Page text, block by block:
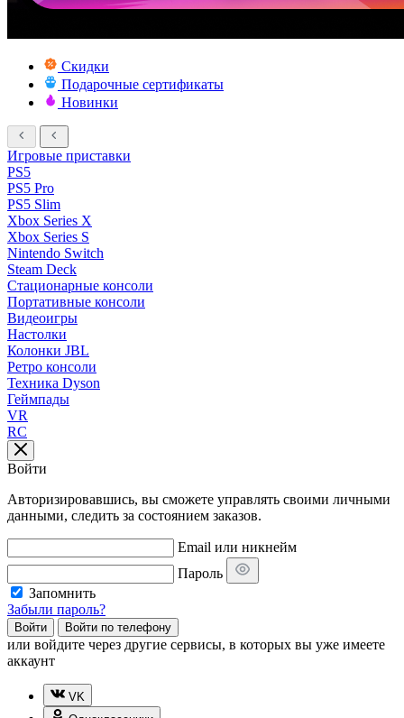
Скидки
Подарочные сертификаты
Новинки
Игровые приставки
PS5
PS5 Pro
PS5 Slim
Xbox Series X
Xbox Series S
Nintendo Switch
Steam Deck
Стационарные консоли
Портативные консоли
Видеоигры
Настолки
Колонки JBL
Ретро консоли
Техника Dyson
Геймпады
VR
RC
Войти
Авторизировавшись, вы сможете управлять своими личными
данными, следить за состоянием заказов.
Email или никнейм
Пароль
Запомнить
Забыли пароль?
Войти Войти по телефону
или войдите через другие сервисы, в которых вы уже имеете
аккаунт
VK